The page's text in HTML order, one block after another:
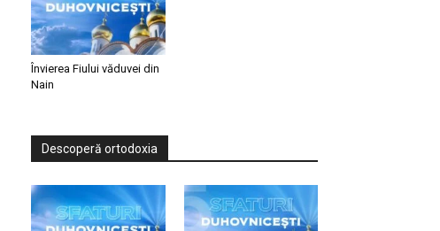
Învierea Fiului văduvei din
Nain
Descoperă ortodoxia